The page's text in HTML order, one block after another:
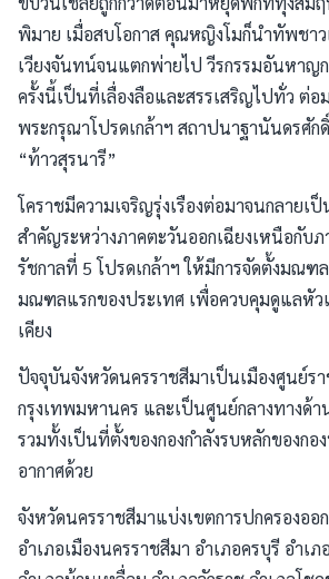
พิมาย เมื่อสบโอกาส คุณหญิงโมก็นำทัพชาว
เวียงจันทน์จนแตกพ่ายไป วีรกรรมอันหาญ
ครั้งนี้เป็นที่เลื่องลือและสรรเสริญไปทั่ว ต่อ
พระกรุณาโปรดเกล้าฯ สถาปนาฐานันดรศั
“ท้าวสุรนารี”
โคราชมีความเจริญรุ่งเรืองต่อมาจนกลายเ
สำคัญระหว่างภาคตะวันออกเฉียงเหนือกับภ
รัชกาลที่ 5 โปรดเกล้าฯ ให้มีการจัดตั้งมณ
มณฑลแรกของประเทศ เพื่อควบคุมดูแลหัว
เคียง
ปัจจุบันจังหวัดนครราชสีมาเป็นเมืองศูนย์ร
กรุงเทพมหานคร และเป็นศูนย์กลางทางด้
รวมทั้งเป็นที่ตั้งของกองกำลังรบหลักของก
อากาศด้วย
จังหวัดนครราชสีมาแบ่งเขตการปกครองออ
อำเภอเมืองนครราชสีมา อำเภอครบุรี อำเภ